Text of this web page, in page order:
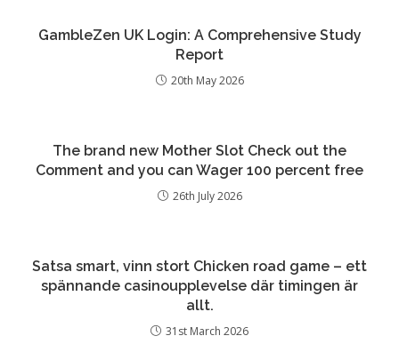
GambleZen UK Login: A Comprehensive Study
Report
20th May 2026
The brand new Mother Slot Check out the
Comment and you can Wager 100 percent free
26th July 2026
Satsa smart, vinn stort Chicken road game – ett
spännande casinoupplevelse där timingen är
allt.
31st March 2026